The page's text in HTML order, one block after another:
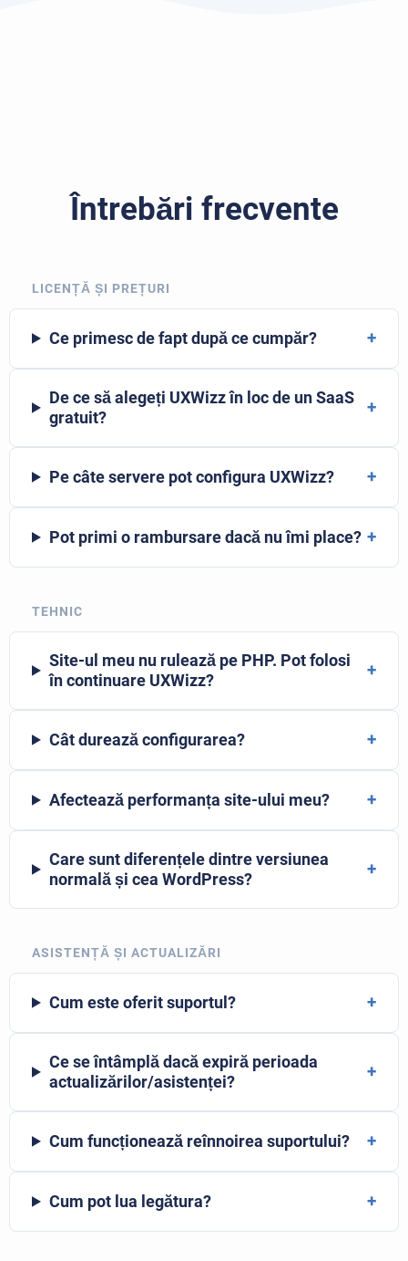
Întrebări frecvente
LICENȚĂ ȘI PREȚURI
Ce primesc de fapt după ce cumpăr? +
De ce să alegeți UXWizz în loc de un SaaS
gratuit?
+
Pe câte servere pot configura UXWizz? +
Pot primi o rambursare dacă nu îmi place? +
TEHNIC
Site-ul meu nu rulează pe PHP. Pot folosi
în continuare UXWizz?
+
Cât durează configurarea? +
Afectează performanța site-ului meu? +
Care sunt diferențele dintre versiunea
normală și cea WordPress?
+
ASISTENȚĂ ȘI ACTUALIZĂRI
Cum este oferit suportul? +
Ce se întâmplă dacă expiră perioada
actualizărilor/asistenței?
+
Cum funcționează reînnoirea suportului? +
Cum pot lua legătura? +